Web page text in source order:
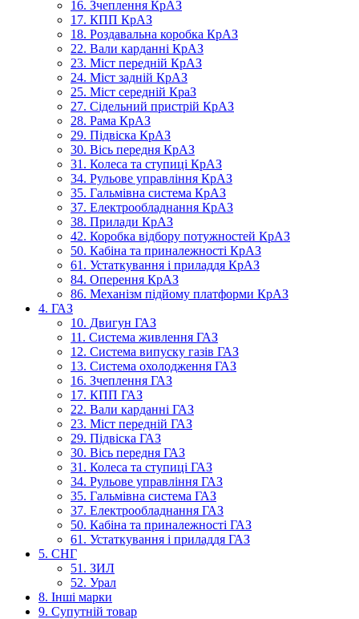
16. Зчеплення КрАЗ
17. КПП КрАЗ
18. Роздавальна коробка КрАЗ
22. Вали карданні КрАЗ
23. Міст передній КрАЗ
24. Міст задній КрАЗ
25. Міст середній КраЗ
27. Сідельний пристрій КрАЗ
28. Рама КрАЗ
29. Підвіска КрАЗ
30. Вісь передня КрАЗ
31. Колеса та ступиці КрАЗ
34. Рульове управління КрАЗ
35. Гальмівна система КрАЗ
37. Електрообладнання КрАЗ
38. Прилади КрАЗ
42. Коробка відбору потужностей КрАЗ
50. Кабіна та приналежності КрАЗ
61. Устаткування і приладдя КрАЗ
84. Оперення КрАЗ
86. Механізм підйому платформи КрАЗ
4. ГАЗ
10. Двигун ГАЗ
11. Система живлення ГАЗ
12. Система випуску газів ГАЗ
13. Система охолодження ГАЗ
16. Зчеплення ГАЗ
17. КПП ГАЗ
22. Вали карданні ГАЗ
23. Міст передній ГАЗ
29. Підвіска ГАЗ
30. Вісь передня ГАЗ
31. Колеса та ступиці ГАЗ
34. Рульове управління ГАЗ
35. Гальмівна система ГАЗ
37. Електрообладнання ГАЗ
50. Кабіна та приналежності ГАЗ
61. Устаткування і приладдя ГАЗ
5. СНГ
51. ЗИЛ
52. Урал
8. Інші марки
9. Супутній товар